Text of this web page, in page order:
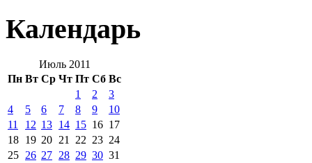
Календарь
Июль 2011
Пн Вт Ср Чт Пт Сб Вс
1 2
3
4
5 6 7 8 9
10
11
12 13 14 15 16 17
18 19 20 21 22 23 24
25 26 27 28 29 30 31